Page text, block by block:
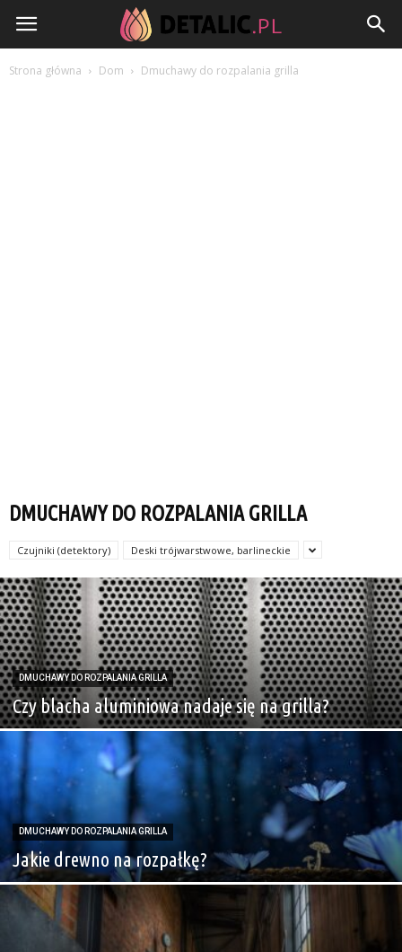
Detalic.pl
Strona główna Dom Dmuchawy do rozpalania grilla
DMUCHAWY DO ROZPALANIA GRILLA
Czujniki (detektory) Deski trójwarstwowe, barlineckie
DMUCHAWY DO ROZPALANIA GRILLA
Czy blacha aluminiowa nadaje się na grilla?
DMUCHAWY DO ROZPALANIA GRILLA
Jakie drewno na rozpałkę?